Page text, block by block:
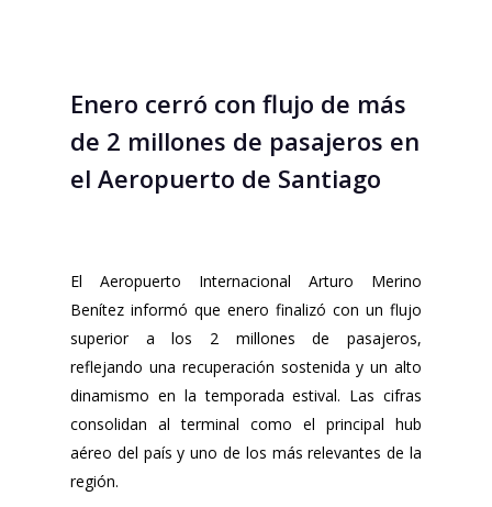
Enero cerró con flujo de más
de 2 millones de pasajeros en
el Aeropuerto de Santiago
El Aeropuerto Internacional Arturo Merino
Benítez informó que enero finalizó con un flujo
superior a los 2 millones de pasajeros,
reflejando una recuperación sostenida y un alto
dinamismo en la temporada estival. Las cifras
consolidan al terminal como el principal hub
aéreo del país y uno de los más relevantes de la
región.